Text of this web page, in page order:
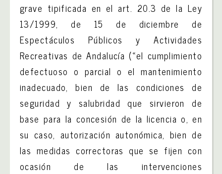
grave tipificada en el art. 20.3 de la Ley
13/1999, de 15 de diciembre de
Espectáculos Públicos y Actividades
Recreativas de Andalucía («el cumplimiento
defectuoso o parcial o el mantenimiento
inadecuado, bien de las condiciones de
seguridad y salubridad que sirvieron de
base para la concesión de la licencia o, en
su caso, autorización autonómica, bien de
las medidas correctoras que se fijen con
ocasión de las intervenciones